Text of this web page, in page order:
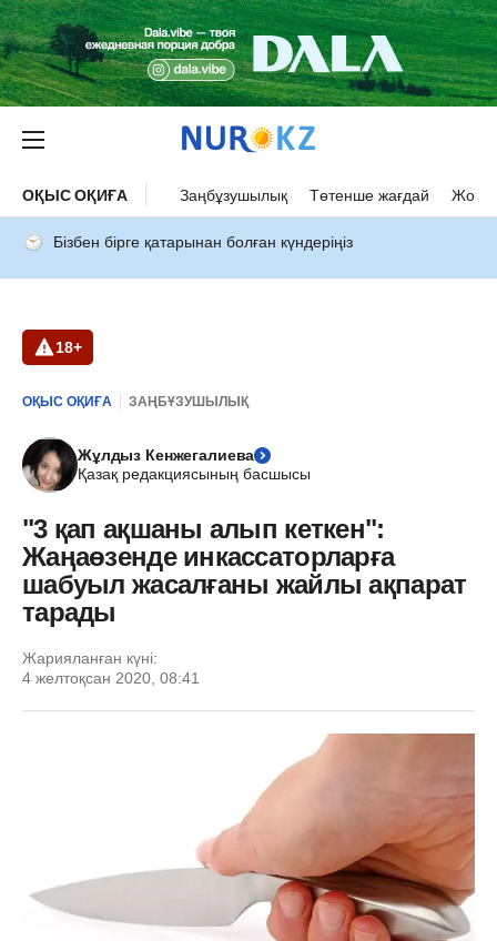
ОҚЫС ОҚИҒА Заңбұзушылық Төтенше жағдай Жол
Бізбен бірге қатарынан болған күндеріңіз
18+
ОҚЫС ОҚИҒА ЗАҢБҰЗУШЫЛЫҚ
Жұлдыз Кенжегалиева
Қазақ редакциясының басшысы
"3 қап ақшаны алып кеткен":
Жаңаөзенде инкассаторларға
шабуыл жасалғаны жайлы ақпарат
тарады
Жарияланған күні:
4 желтоқсан 2020, 08:41